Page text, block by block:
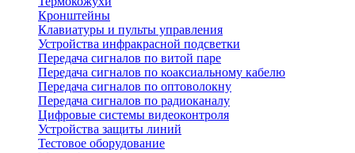
Кронштейны
Клавиатуры и пульты управления
Устройства инфракрасной подсветки
Передача сигналов по витой паре
Передача сигналов по коаксиальному кабелю
Передача сигналов по оптоволокну
Передача сигналов по радиоканалу
Цифровые системы видеоконтроля
Устройства защиты линий
Тестовое оборудование